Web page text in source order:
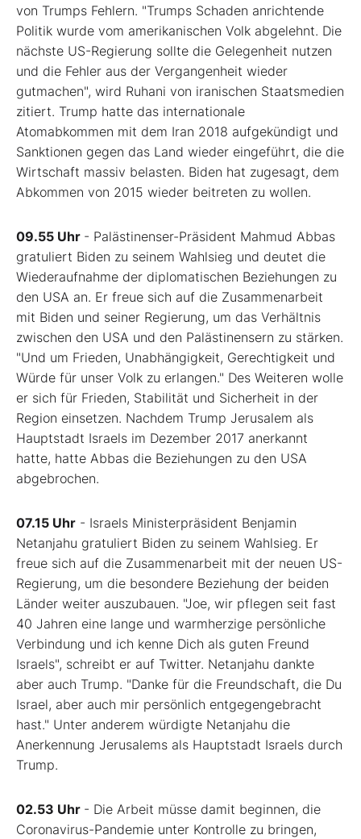
von Trumps Fehlern. "Trumps Schaden anrichtende
Politik wurde vom amerikanischen Volk abgelehnt. Die
nächste US-Regierung sollte die Gelegenheit nutzen
und die Fehler aus der Vergangenheit wieder
gutmachen", wird Ruhani von iranischen Staatsmedien
zitiert. Trump hatte das internationale
Atomabkommen mit dem Iran 2018 aufgekündigt und
Sanktionen gegen das Land wieder eingeführt, die die
Wirtschaft massiv belasten. Biden hat zugesagt, dem
Abkommen von 2015 wieder beitreten zu wollen.
09.55 Uhr - Palästinenser-Präsident Mahmud Abbas
gratuliert Biden zu seinem Wahlsieg und deutet die
Wiederaufnahme der diplomatischen Beziehungen zu
den USA an. Er freue sich auf die Zusammenarbeit
mit Biden und seiner Regierung, um das Verhältnis
zwischen den USA und den Palästinensern zu stärken.
"Und um Frieden, Unabhängigkeit, Gerechtigkeit und
Würde für unser Volk zu erlangen." Des Weiteren wolle
er sich für Frieden, Stabilität und Sicherheit in der
Region einsetzen. Nachdem Trump Jerusalem als
Hauptstadt Israels im Dezember 2017 anerkannt
hatte, hatte Abbas die Beziehungen zu den USA
abgebrochen.
07.15 Uhr - Israels Ministerpräsident Benjamin
Netanjahu gratuliert Biden zu seinem Wahlsieg. Er
freue sich auf die Zusammenarbeit mit der neuen US-
Regierung, um die besondere Beziehung der beiden
Länder weiter auszubauen. "Joe, wir pflegen seit fast
40 Jahren eine lange und warmherzige persönliche
Verbindung und ich kenne Dich als guten Freund
Israels", schreibt er auf Twitter. Netanjahu dankte
aber auch Trump. "Danke für die Freundschaft, die Du
Israel, aber auch mir persönlich entgegengebracht
hast." Unter anderem würdigte Netanjahu die
Anerkennung Jerusalems als Hauptstadt Israels durch
Trump.
02.53 Uhr - Die Arbeit müsse damit beginnen, die
Coronavirus-Pandemie unter Kontrolle zu bringen,